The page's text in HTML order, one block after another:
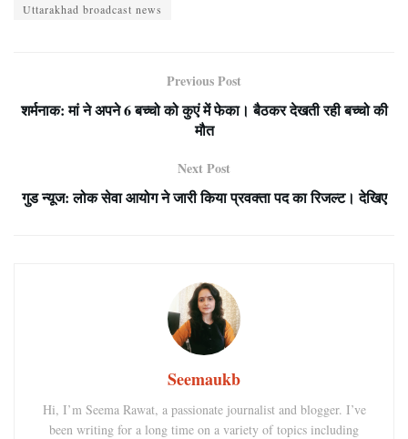
Uttarakhad broadcast news
Previous Post
शर्मनाक: मां ने अपने 6 बच्चो को कुएं में फेका। बैठकर देखती रही बच्चो की
मौत
Next Post
गुड न्यूज: लोक सेवा आयोग ने जारी किया प्रवक्ता पद का रिजल्ट। देखिए
Seemaukb
Hi, I’m Seema Rawat, a passionate journalist and blogger. I’ve
been writing for a long time on a variety of topics including